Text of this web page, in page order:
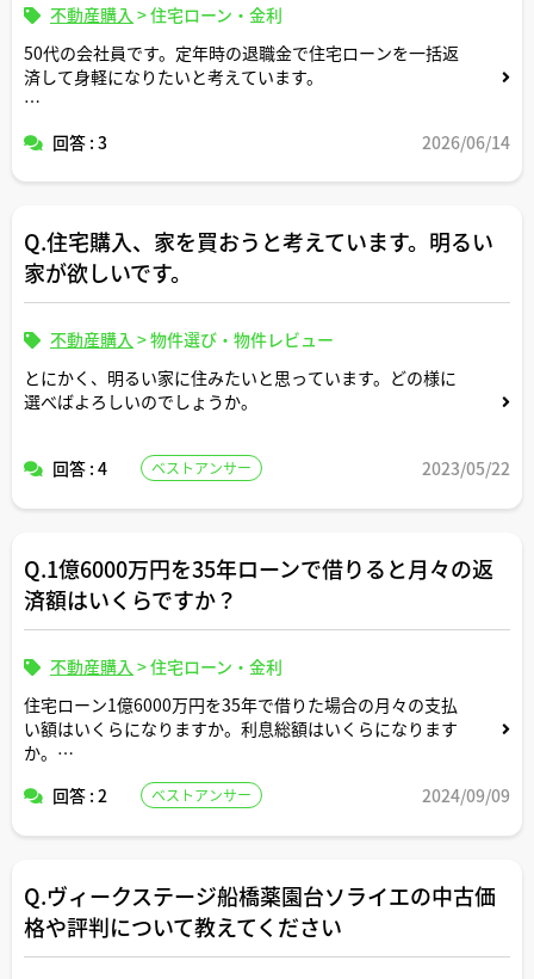
不動産購入 >住宅ローン・金利
50代の会社員です。定年時の退職金で住宅ローンを一括返
済して身軽になりたいと考えています。
ることもある」と見かけて不安です。
回答 : 3 2026/06/14
Q.住宅購入、家を買おうと考えています。明るい
家が欲しいです。
不動産購入 >物件選び・物件レビュー
とにかく、明るい家に住みたいと思っています。どの様に
選べばよろしいのでしょうか。
回答 : 4 ベストアンサー 2023/05/22
Q.1億6000万円を35年ローンで借りると月々の返
済額はいくらですか？
不動産購入 >住宅ローン・金利
住宅ローン1億6000万円を35年で借りた場合の月々の支払
い額はいくらになりますか。利息総額はいくらになります
か。
返済条件や金利条件等は適当な形で設定していただいて構
回答 : 2 ベストアンサー 2024/09/09
Q.ヴィークステージ船橋薬園台ソライエの中古価
格や評判について教えてください